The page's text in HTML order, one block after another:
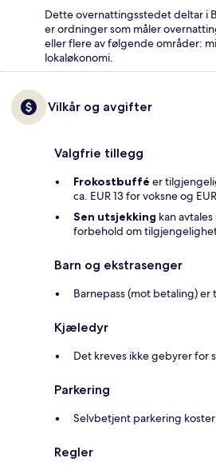
Dette overnattingsstedet deltar i
er ordninger som måler
eller flere av følgende områder:
lokaløkonomi.
Vilkår og avgifter
Valgfrie tillegg
Frokostbuffé er
ca. EUR 13 for voksne og
Sen utsjekking kan
forbehold om
Barn og ekstrasenger
Barnepass (mot betaling)
Kjæledyr
Det kreves ikke gebyrer for
Parkering
Selvbetjent parkering koster
Regler